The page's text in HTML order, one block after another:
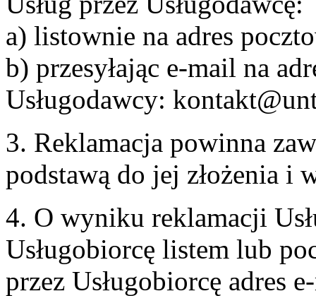
a) listownie na adres
b) przesyłając e-mail na
Usługodawcy:
3. Reklamacja powinna
podstawą do jej złożenia i
4. O wyniku reklamacji
Usługobiorcę listem lub
przez Usługobiorcę adres